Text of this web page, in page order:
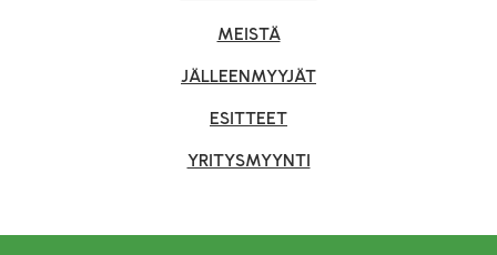
MEISTÄ
JÄLLEENMYYJÄT
ESITTEET
YRITYSMYYNTI